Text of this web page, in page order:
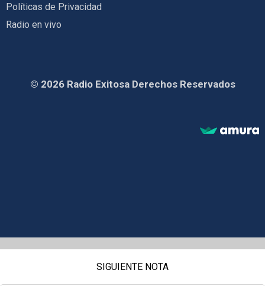
Políticas de Privacidad
Radio en vivo
© 2026 Radio Exitosa Derechos Reservados
SIGUIENTE NOTA